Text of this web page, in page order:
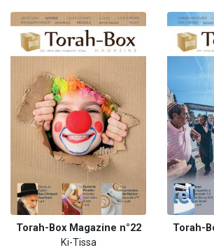
Torah-Box Magazine n°22
Ki-Tissa
Torah-